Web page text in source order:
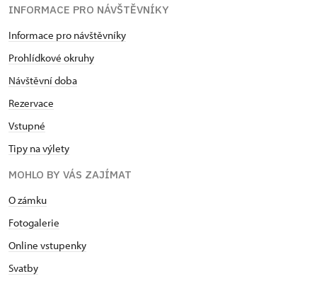
INFORMACE PRO NÁVŠTĚVNÍKY
Informace pro návštěvníky
Prohlídkové okruhy
Návštěvní doba
Rezervace
Vstupné
Tipy na výlety
MOHLO BY VÁS ZAJÍMAT
O zámku
Fotogalerie
Online vstupenky
Svatby